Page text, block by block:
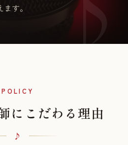
す。
POLICY
にこだわる理由